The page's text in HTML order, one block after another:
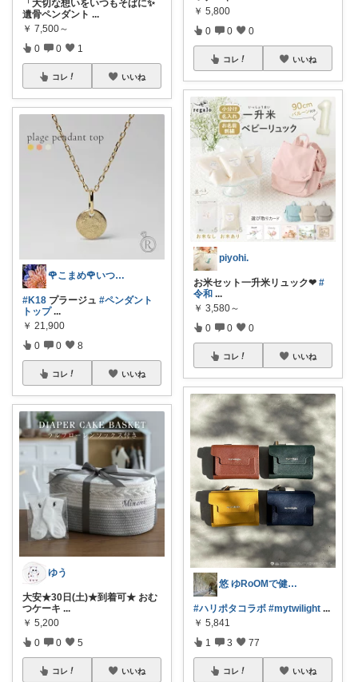
「大切な想いをいつもそばに✨
遺骨ペンダント ...
￥ 7,500～
0 0 1
コレ いいね
🌹こまめ🌹いつもありがとうございま
#K18 プラージュ #ペンダント
トップ ...
￥ 21,900
0 0 8
コレ いいね
ゆう
大安★30日(土)★到着可★ おむ
つケーキ ...
￥ 5,200
0 0 5
コレ いいね
￥ 5,800
0 0 0
コレ いいね
piyohi.
お米セット一升米リュック❤︎ #
令和 ...
￥ 3,580～
0 0 0
コレ いいね
悠 ゆRoOMで健康•ゆとりのある生活♪
#ハリポタコラボ #mytwilight ...
￥ 5,841
1 3 77
コレ いいね